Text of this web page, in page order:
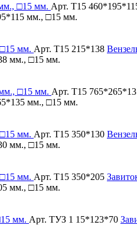
Арт. Т15
мм., □15 мм.
Арт. Т15 215*138
мм., □15 мм.
Арт. Т15
мм., □15 мм.
Арт. Т15 350*130
мм., □15 мм.
Арт. Т15 350*205
мм., □15 мм.
Арт. ТУЗ 1 15*123*70